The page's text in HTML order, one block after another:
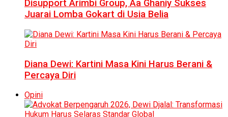
Disupport Arimbi Group, Aa Ghaniy Sukses
Juarai Lomba Gokart di Usia Belia
Diana Dewi: Kartini Masa Kini Harus Berani &
Percaya Diri
Opini